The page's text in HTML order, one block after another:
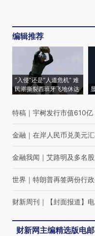
编辑推荐
“入侵”还是“人道危机” 难
民潮撕裂西班牙飞地休达
特稿 ｜ 宇树发行市值610
金融 ｜ 在岸人民币兑美元
金融我闻 ｜ 艾路明及多名
世界 ｜ 特朗普再签两份行
财新周刊 ｜ 【封面报道】
财新网主编精选版电邮